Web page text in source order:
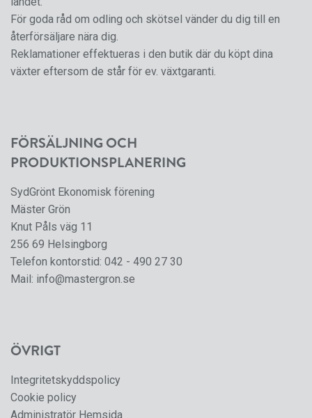
För goda råd om odling och skötsel vänder du dig till en
återförsäljare nära dig.
Reklamationer effektueras i den butik där du köpt dina
växter eftersom de står för ev. växtgaranti.
FÖRSÄLJNING OCH
PRODUKTIONSPLANERING
SydGrönt Ekonomisk förening
Mäster Grön
Knut Påls väg 11
256 69 Helsingborg
Telefon kontorstid: 042 - 490 27 30
Mail: info@mastergron.se
ÖVRIGT
Integritetskyddspolicy
Cookie policy
Administratör Hemsida